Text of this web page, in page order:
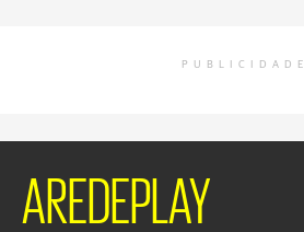
PUBLICIDADE
AREDEPLAY